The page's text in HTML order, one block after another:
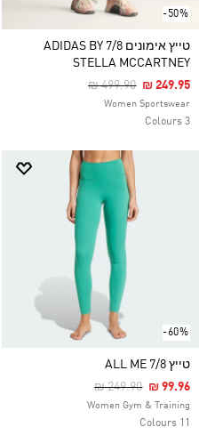
-50%
טייץ אימונים 7/8 ADIDAS BY
STELLA MCCARTNEY
Price Reduced From
₪ 499.90To₪ 249.95
Women Sportswear
3 Colours
-60%
טייץ ALL ME 7/8
Price Reduced
₪ 249.90To₪ 99.96
Women Gym & Training
11 Colours